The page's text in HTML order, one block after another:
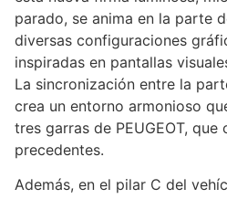
parado, se anima en la parte
diversas configuraciones
inspiradas en pantallas
La sincronización entre la
crea un entorno armonioso
tres garras de PEUGEOT,
precedentes.
Además, en el pilar C del